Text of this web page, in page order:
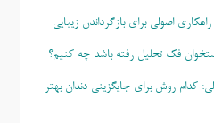
اصولی برای بازگرداندن زیبایی
فک تحلیل رفته باشد چه کنیم؟
کدام روش برای جایگزینی دندان بهتر